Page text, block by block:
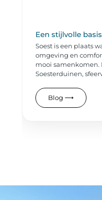
Een stijlvolle
Soest is een plaats
omgeving en
mooi samenkomen.
Soesterduinen,
Blog ⟶